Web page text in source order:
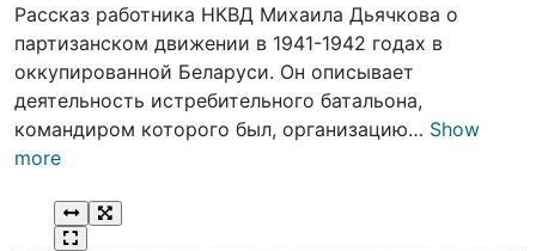
Рассказ работника НКВД Михаила Дьячкова о
партизанском движении в 1941-1942 годах в
оккупированной Беларуси. Он описывает
деятельность истребительного батальона,
командиром которого был, организацию… Show
more